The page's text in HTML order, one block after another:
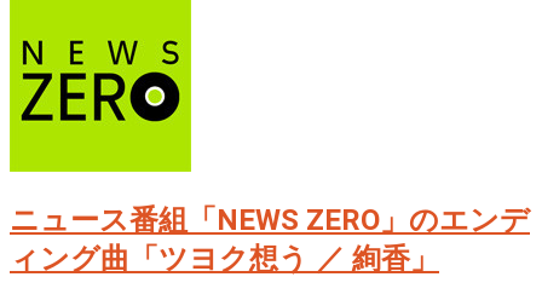
ニュース番組「NEWS ZERO」のエンデ
ィング曲「ツヨク想う ／ 絢香」